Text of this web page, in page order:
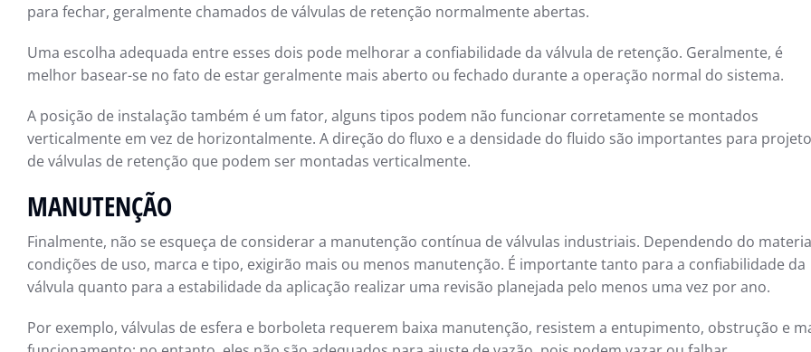
para fechar, geralmente chamados de válvulas de retenção normalmente abertas.
Uma escolha adequada entre esses dois pode melhorar a confiabilidade da válvula de retenção. Geralmente, é
melhor basear-se no fato de estar geralmente mais aberto ou fechado durante a operação normal do sistema.
A posição de instalação também é um fator, alguns tipos podem não funcionar corretamente se montados
verticalmente em vez de horizontalmente. A direção do fluxo e a densidade do fluido são importantes para
de válvulas de retenção que podem ser montadas verticalmente.
MANUTENÇÃO
Finalmente, não se esqueça de considerar a manutenção contínua de válvulas industriais. Dependendo do
condições de uso, marca e tipo, exigirão mais ou menos manutenção. É importante tanto para a confiabilidade da
válvula quanto para a estabilidade da aplicação realizar uma revisão planejada pelo menos uma vez por ano.
Por exemplo, válvulas de esfera e borboleta requerem baixa manutenção, resistem a entupimento, obstrução e